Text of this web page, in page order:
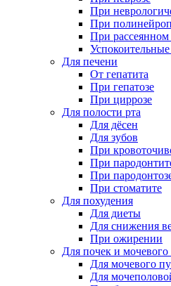
При
При
При рассеянном
Успокоительные
Для печени
От гепатита
При гепатозе
При циррозе
Для полости рта
Для дёсен
Для зубов
При
При
При
При стоматите
Для похудения
Для диеты
Для снижения
При ожирении
Для почек и мочевого
Для мочевого
Для